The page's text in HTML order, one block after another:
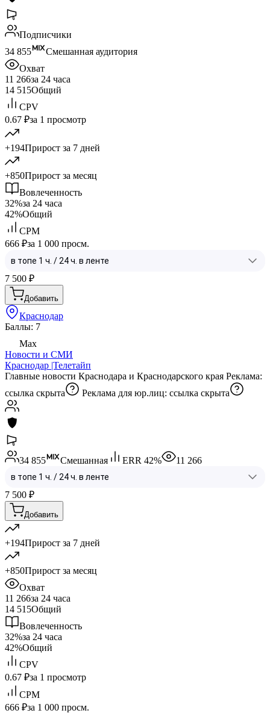
Подписчики
34 855
Смешанная аудитория
Охват
11 266за 24 часа
14 515Общий
CPV
0.67 ₽за 1 просмотр
+194Прирост за 7 дней
+850Прирост за месяц
Вовлеченность
32%за 24 часа
42%Общий
CPM
666 ₽за 1 000 просм.
7 500 ₽
Добавить
Краснодар
Баллы: 7
Max
Новости и СМИ
Краснодар |Телетайп
Главные новости Краснодара и Краснодарского края Реклама:
ссылка скрыта
Реклама для юр.лиц: ссылка скрыта
34 855 Смешанная ERR 42% 11 266
7 500 ₽
Добавить
+194Прирост за 7 дней
+850Прирост за месяц
Охват
11 266за 24 часа
14 515Общий
Вовлеченность
32%за 24 часа
42%Общий
CPV
0.67 ₽за 1 просмотр
CPM
666 ₽за 1 000 просм.